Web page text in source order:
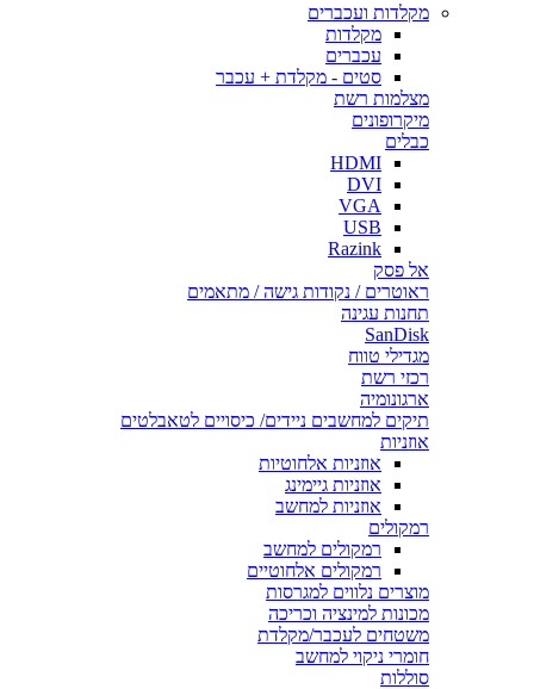
מקלדות ועכברים
מקלדות
עכברים
סטים - מקלדת + עכבר
מצלמות רשת
מיקרופונים
כבלים
HDMI
DVI
VGA
USB
Razink
אל פסק
ראוטרים / נקודות גישה / מתאמים
תחנות עגינה
SanDisk
מגדילי טווח
רכזי רשת
ארגונומיה
תיקים למחשבים ניידים/ כיסויים לטאבלטים
אוזניות
אוזניות אלחוטיות
אוזניות גיימינג
אוזניות למחשב
רמקולים
רמקולים למחשב
רמקולים אלחוטיים
מוצרים נלווים למגרסות
מכונות למינציה וכריכה
משטחים לעכבר/מקלדת
חומרי ניקוי למחשב
סוללות